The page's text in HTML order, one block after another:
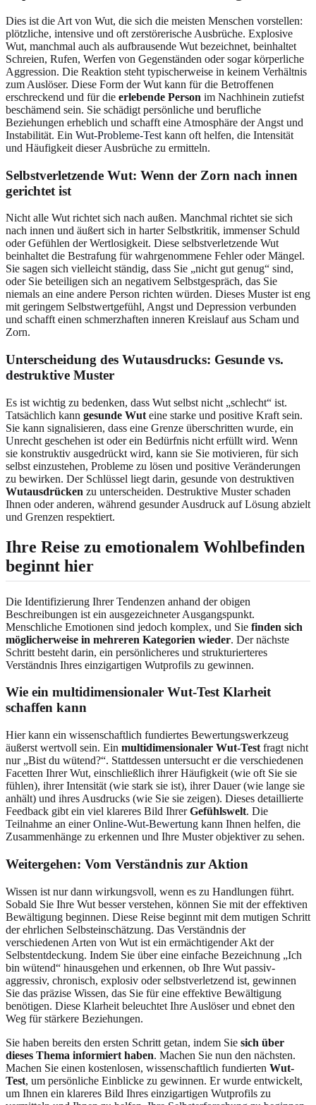
Dies ist die Art von Wut, die sich die meisten Menschen vorstellen:
plötzliche, intensive und oft zerstörerische Ausbrüche. Explosive
Wut, manchmal auch als aufbrausende Wut bezeichnet, beinhaltet
Schreien, Rufen, Werfen von Gegenständen oder sogar körperliche
Aggression. Die Reaktion steht typischerweise in keinem Verhältnis
zum Auslöser. Diese Form der Wut kann für die Betroffenen
erschreckend und für die erlebende Person im Nachhinein zutiefst
beschämend sein. Sie schädigt persönliche und berufliche
Beziehungen erheblich und schafft eine Atmosphäre der Angst und
Instabilität. Ein Wut-Probleme-Test kann oft helfen, die Intensität
und Häufigkeit dieser Ausbrüche zu ermitteln.
Selbstverletzende Wut: Wenn der Zorn nach innen
gerichtet ist
Nicht alle Wut richtet sich nach außen. Manchmal richtet sie sich
nach innen und äußert sich in harter Selbstkritik, immenser Schuld
oder Gefühlen der Wertlosigkeit. Diese selbstverletzende Wut
beinhaltet die Bestrafung für wahrgenommene Fehler oder Mängel.
Sie sagen sich vielleicht ständig, dass Sie „nicht gut genug“ sind,
oder Sie beteiligen sich an negativem Selbstgespräch, das Sie
niemals an eine andere Person richten würden. Dieses Muster ist eng
mit geringem Selbstwertgefühl, Angst und Depression verbunden
und schafft einen schmerzhaften inneren Kreislauf aus Scham und
Zorn.
Unterscheidung des Wutausdrucks: Gesunde vs.
destruktive Muster
Es ist wichtig zu bedenken, dass Wut selbst nicht „schlecht“ ist.
Tatsächlich kann gesunde Wut eine starke und positive Kraft sein.
Sie kann signalisieren, dass eine Grenze überschritten wurde, ein
Unrecht geschehen ist oder ein Bedürfnis nicht erfüllt wird. Wenn
sie konstruktiv ausgedrückt wird, kann sie Sie motivieren, für sich
selbst einzustehen, Probleme zu lösen und positive Veränderungen
zu bewirken. Der Schlüssel liegt darin, gesunde von destruktiven
Wutausdrücken zu unterscheiden. Destruktive Muster schaden
Ihnen oder anderen, während gesunder Ausdruck auf Lösung abzielt
und Grenzen respektiert.
Ihre Reise zu emotionalem Wohlbefinden
beginnt hier
Die Identifizierung Ihrer Tendenzen anhand der obigen
Beschreibungen ist ein ausgezeichneter Ausgangspunkt.
Menschliche Emotionen sind jedoch komplex, und Sie finden sich
möglicherweise in mehreren Kategorien wieder. Der nächste
Schritt besteht darin, ein persönlicheres und strukturierteres
Verständnis Ihres einzigartigen Wutprofils zu gewinnen.
Wie ein multidimensionaler Wut-Test Klarheit
schaffen kann
Hier kann ein wissenschaftlich fundiertes Bewertungswerkzeug
äußerst wertvoll sein. Ein multidimensionaler Wut-Test fragt nicht
nur „Bist du wütend?“. Stattdessen untersucht er die verschiedenen
Facetten Ihrer Wut, einschließlich ihrer Häufigkeit (wie oft Sie sie
fühlen), ihrer Intensität (wie stark sie ist), ihrer Dauer (wie lange sie
anhält) und ihres Ausdrucks (wie Sie sie zeigen). Dieses detaillierte
Feedback gibt ein viel klareres Bild IhrerGefühlswelt. Die
Teilnahme an einerOnline-Wut-Bewertung kann Ihnen helfen, die
Zusammenhänge zu erkennen und Ihre Muster objektiver zu sehen.
Weitergehen: Vom Verständnis zur Aktion
Wissen ist nur dann wirkungsvoll, wenn es zu Handlungen führt.
Sobald Sie Ihre Wut besser verstehen, können Sie mit der effektiven
Bewältigung beginnen. Diese Reise beginnt mit dem mutigen Schritt
der ehrlichen Selbsteinschätzung. Das Verständnis der
verschiedenen Arten von Wut ist ein ermächtigender Akt der
Selbstentdeckung. Indem Sie über eine einfache Bezeichnung „Ich
bin wütend“ hinausgehen und erkennen, ob Ihre Wut passiv-
aggressiv, chronisch, explosiv oder selbstverletzend ist, gewinnen
Sie das präzise Wissen, das Sie für eine effektive Bewältigung
benötigen. Diese Klarheit beleuchtet Ihre Auslöser und ebnet den
Weg für stärkere Beziehungen.
Sie haben bereits den ersten Schritt getan, indem Sie sich über
dieses Thema informiert haben. Machen Sie nun den nächsten.
Machen Sie einen kostenlosen, wissenschaftlich fundierten Wut-
Test, um persönliche Einblicke zu gewinnen. Er wurde entwickelt,
um Ihnen ein klareres Bild Ihres einzigartigen Wutprofils zu